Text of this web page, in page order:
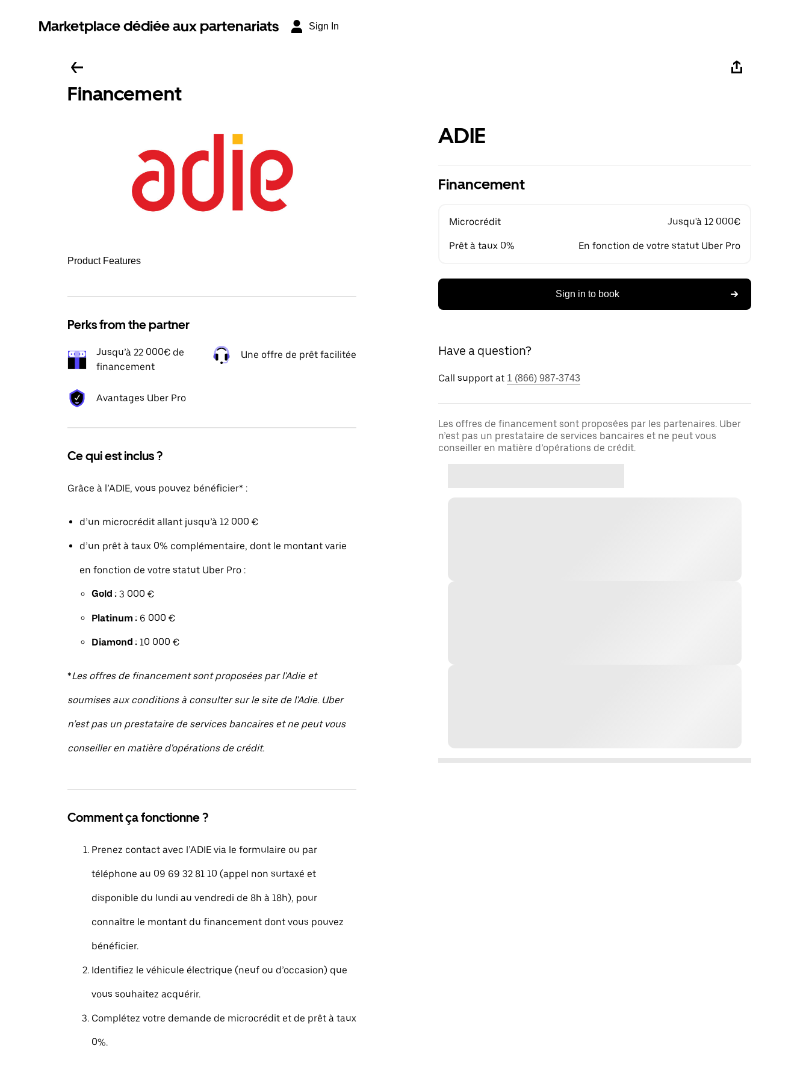
Marketplace dédiée aux partenariats Sign In
Financement
Product Features
Perks from the partner
Jusqu’à 22 000€ de
financement
Une offre de prêt facilitée
Avantages Uber Pro
Ce qui est inclus ?
Grâce à l’ADIE, vous pouvez bénéficier* :
d’un microcrédit allant jusqu’à 12 000 €
d’un prêt à taux 0% complémentaire, dont le montant varie
en fonction de votre statut Uber Pro :
Gold : 3 000 €
Platinum : 6 000 €
Diamond : 10 000 €
*Les offres de financement sont proposées par l'Adie et
soumises aux conditions à consulter sur le site de l'Adie. Uber
n’est pas un prestataire de services bancaires et ne peut vous
conseiller en matière d'opérations de crédit.
Comment ça fonctionne ?
Prenez contact avec l’ADIE via le formulaire ou par
téléphone au 09 69 32 81 10 (appel non surtaxé et
disponible du lundi au vendredi de 8h à 18h), pour
connaître le montant du financement dont vous pouvez
bénéficier.
Identifiez le véhicule électrique (neuf ou d’occasion) que
vous souhaitez acquérir.
Complétez votre demande de microcrédit et de prêt à taux
0%.
ADIE
Financement
Microcrédit Jusqu'à 12 000€
Prêt à taux 0% En fonction de votre statut Uber Pro
Sign in to book
Have a question?
Call support at 1 (866) 987-3743
Les offres de financement sont proposées par les partenaires. Uber
n’est pas un prestataire de services bancaires et ne peut vous
conseiller en matière d’opérations de crédit.